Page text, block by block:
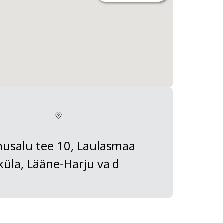
tee 10, Laulasmaa
Lääne-Harju vald